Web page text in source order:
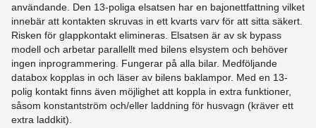
användande. Den 13-poliga elsatsen har en bajonettfattning vilket
innebär att kontakten skruvas in ett kvarts varv för att sitta säkert.
Risken för glappkontakt elimineras. Elsatsen är av sk bypass
modell och arbetar parallellt med bilens elsystem och behöver
ingen inprogrammering. Fungerar på alla bilar. Medföljande
databox kopplas in och läser av bilens baklampor. Med en 13-
polig kontakt finns även möjlighet att koppla in extra funktioner,
såsom konstantström och/eller laddning för husvagn (kräver ett
extra laddkit).